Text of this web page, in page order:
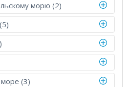
морю (2)
(3)